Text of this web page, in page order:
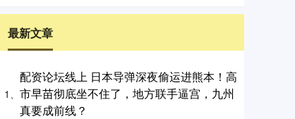
最新文章
1、
配资论坛线上 日本导弹深夜偷运进熊本！高
市早苗彻底坐不住了，地方联手逼宫，九州
真要成前线？